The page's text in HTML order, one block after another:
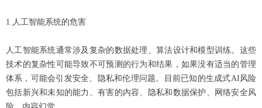
1. 人工智能系统的危害
人工智能系统通常涉及复杂的数据处理、算法设计和模型训练。这些
技术的复杂性可能导致不可预测的行为和结果，如果没有适当的管理
体系，可能会引发安全、隐私和伦理问题。目前已知的生成式AI风险
包括新兴和未知的能力、有害的内容、隐私和数据保护、网络安全风